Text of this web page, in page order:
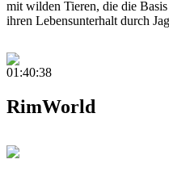
mit wilden Tieren, die die
ihren Lebensunterhalt durch
01:40:38
RimWorld